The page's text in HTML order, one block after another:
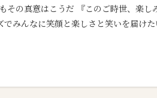
その真意はこうだ 『このご時世、楽
でみんなに笑顔と楽しさと笑いを届け